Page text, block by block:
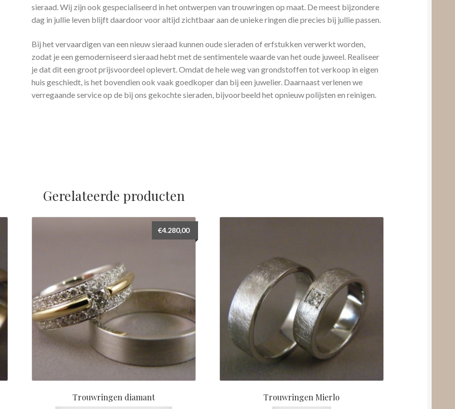
sieraad. Wij zijn ook gespecialiseerd in het ontwerpen van trouwringen op maat. De meest bijzondere
dag in jullie leven blijft daardoor voor altijd zichtbaar aan de unieke ringen die precies bij jullie passen.
Bij het vervaardigen van een nieuw sieraad kunnen oude sieraden of erfstukken verwerkt worden,
zodat je een gemoderniseerd sieraad hebt met de sentimentele waarde van het oude juweel. Realiseer
je dat dit een groot prijsvoordeel oplevert. Omdat de hele weg van grondstoffen tot verkoop in eigen
huis geschiedt, is het bovendien ook vaak goedkoper dan bij een juwelier. Daarnaast verlenen we
verregaande service op de bij ons gekochte sieraden, bijvoorbeeld het opnieuw polijsten en reinigen.
Gerelateerde producten
Trouwringen diamant
€4.280,00
Trouwringen Mierlo